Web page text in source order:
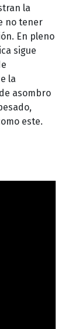
la
no tener
En pleno
sigue
la
asombro
este.